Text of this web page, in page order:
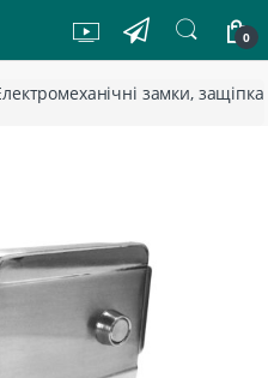
0
замки, защіпка